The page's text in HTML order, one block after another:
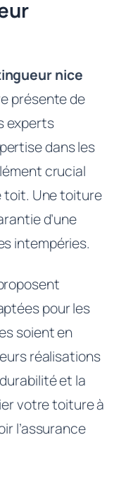
nice
présente de
experts
dans les
crucial
toit. Une toiture
d’une
intempéries.
pour les
soient en
réalisations
et la
votre toiture à
l’assurance